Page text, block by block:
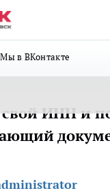
Мы в ВКонтакте
свой ИНН и